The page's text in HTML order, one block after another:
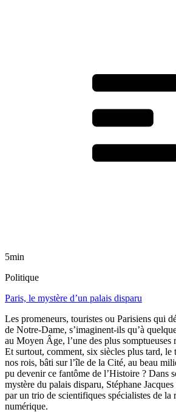
5min
Politique
Paris, le mystère d’un palais disparu
Les promeneurs, touristes ou Parisiens qui
de Notre-Dame, s’imaginent-ils qu’à
au Moyen Âge, l’une des plus somptueuses
Et surtout, comment, six siècles plus tard, le
nos rois, bâti sur l’île de la Cité, au beau
pu devenir ce fantôme de l’Histoire ? Dans
mystère du palais disparu, Stéphane Jacques
par un trio de scientifiques spécialistes de la
numérique.